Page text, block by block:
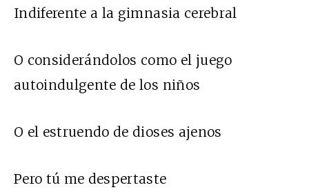
Indiferente a la gimnasia cerebral
O considerándolos como el juego
autoindulgente de los niños
O el estruendo de dioses ajenos
Pero tú me despertaste